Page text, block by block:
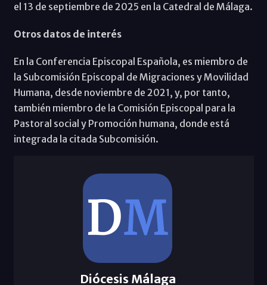
el 13 de septiembre de 2025 en la Catedral de Málaga.
Otros datos de interés
En la Conferencia Episcopal Española, es miembro de
la Subcomisión Episcopal de Migraciones y Movilidad
Humana, desde noviembre de 2021, y, por tanto,
también miembro de la Comisión Episcopal para la
Pastoral social y Promoción humana, donde está
integrada la citada Subcomisión.
Diócesis Málaga